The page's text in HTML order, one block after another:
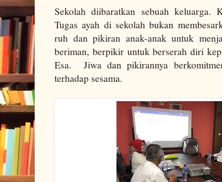
Sekolah diibaratkan sebuah keluarga.
Tugas ayah di sekolah bukan
ruh dan pikiran anak-anak untuk
beriman, berpikir untuk berserah diri
Esa.
Jiwa dan pikirannya
terhadap sesama.